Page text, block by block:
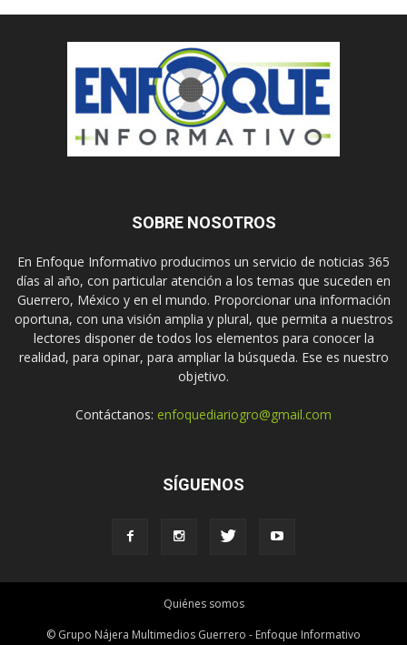
SOBRE NOSOTROS
En Enfoque Informativo producimos un servicio de noticias 365
días al año, con particular atención a los temas que suceden en
Guerrero, México y en el mundo. Proporcionar una información
oportuna, con una visión amplia y plural, que permita a nuestros
lectores disponer de todos los elementos para conocer la
realidad, para opinar, para ampliar la búsqueda. Ese es nuestro
objetivo.
Contáctanos: enfoquediariogro@gmail.com
SÍGUENOS
Quiénes somos
© Grupo Nájera Multimedios Guerrero - Enfoque Informativo